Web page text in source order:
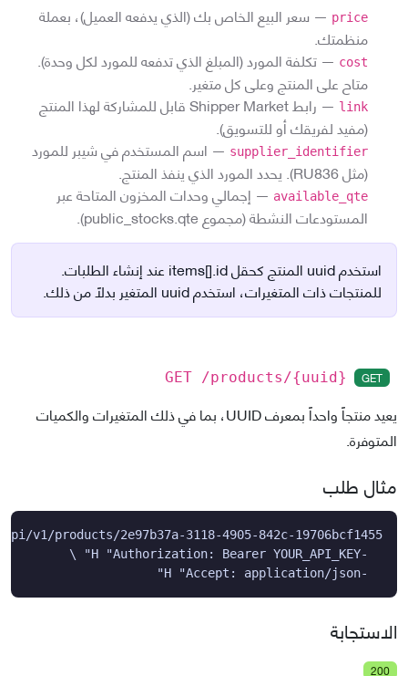
price
— سعر البيع الخاص بك (الذي يدفعه العميل)، بعملة
منظمتك.
cost
— تكلفة المورد (المبلغ الذي تدفعه للمورد لكل وحدة).
متاح على المنتج وعلى كل متغير.
link
—
رابط Shipper Market قابل للمشاركة لهذا المنتج
(مفيد لفريقك أو للتسويق).
supplier_identifier
— اسم المستخدم في شيبر للمورد
(مثل RU836). يحدد المورد الذي ينفذ المنتج.
available_qte
— إجمالي وحدات المخزون المتاحة عبر
المستودعات النشطة (مجموع public_stocks.qte).
استخدم uuid المنتج كحقل items[].id عند إنشاء الطلبات.
للمنتجات ذات المتغيرات، استخدم uuid المتغير بدلاً من ذلك.
GET
GET /products/{uuid}
يعيد منتجاً واحداً بمعرف UUID، بما في ذلك المتغيرات والكميات
المتوفرة.
مثال طلب
  -H "Accept: application/json"
الاستجابة
200